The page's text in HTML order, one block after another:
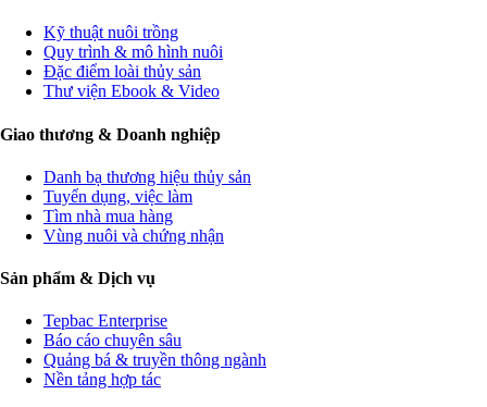
Kỹ thuật nuôi trồng
Quy trình & mô hình nuôi
Đặc điểm loài thủy sản
Thư viện Ebook & Video
Giao thương & Doanh nghiệp
Danh bạ thương hiệu thủy sản
Tuyển dụng, việc làm
Tìm nhà mua hàng
Vùng nuôi và chứng nhận
Sản phẩm & Dịch vụ
Tepbac Enterprise
Báo cáo chuyên sâu
Quảng bá & truyền thông ngành
Nền tảng hợp tác